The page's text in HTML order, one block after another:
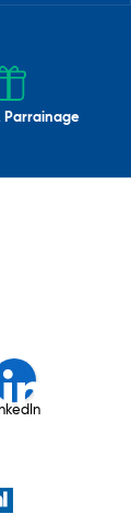
Parrainage